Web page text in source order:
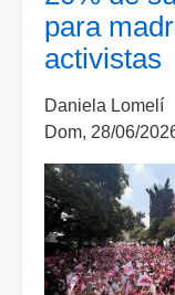
INE:
casi
mil
salido
desde
que
Taddei
para
activistas
Daniela Lomelí
Dom, 28/06/